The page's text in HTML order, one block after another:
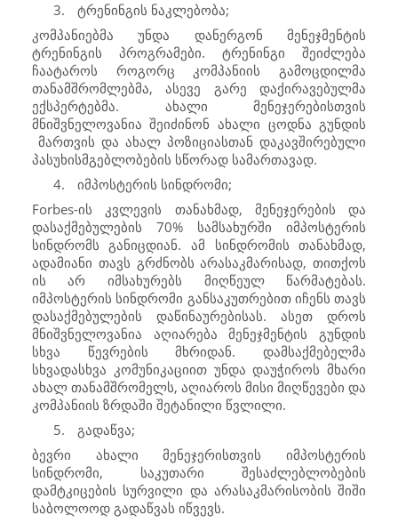
3.
ტრენინგის ნაკლებობა;
კომპანიებმა უნდა დანერგონ მენეჯმენტის
ტრენინგის პროგრამები. ტრენინგი შეიძლება
ჩაატაროს როგორც კომპანიის გამოცდილმა
თანამშრომლებმა, ასევე გარე დაქირავებულმა
ექსპერტებმა. ახალი მენეჯერებისთვის
მნიშვნელოვანია შეიძინონ ახალი ცოდნა გუნდის
მართვის და ახალ პოზიციასთან დაკავშირებული
პასუხისმგებლობების სწორად სამართავად.
4.
იმპოსტერის სინდრომი;
Forbes-ის კვლევის თანახმად, მენეჯერების და
დასაქმებულების 70% სამსახურში იმპოსტერის
სინდრომს განიცდიან. ამ სინდრომის თანახმად,
ადამიანი თავს გრძნობს არასაკმარისად, თითქოს
ის არ იმსახურებს მიღწეულ წარმატებას.
იმპოსტერის სინდრომი განსაკუთრებით იჩენს თავს
დასაქმებულების დაწინაურებისას. ასეთ დროს
მნიშვნელოვანია აღიარება მენეჯმენტის გუნდის
სხვა წევრების მხრიდან. დამსაქმებელმა
სხვადასხვა კომუნიკაციით უნდა დაუჭიროს მხარი
ახალ თანამშრომელს, აღიაროს მისი მიღწევები და
კომპანიის ზრდაში შეტანილი წვლილი.
5.
გადაწვა;
ბევრი ახალი მენეჯერისთვის იმპოსტერის
სინდრომი, საკუთარი შესაძლებლობების
დამტკიცების სურვილი და არასაკმარისობის შიში
საბოლოოდ გადაწვას იწვევს.